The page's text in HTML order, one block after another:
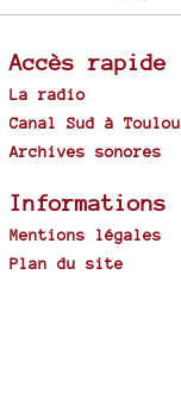
Accès rapide
La radio
Canal Sud à
Archives sonores
Informations
Mentions légales
Plan du site